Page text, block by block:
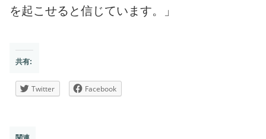
を起こせると信じています。」
共有:
Twitter Facebook